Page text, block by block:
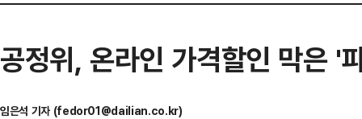
공정위, 온라인 가격할인 막은
임은석 기자 (fedor01@dailian.co.kr)